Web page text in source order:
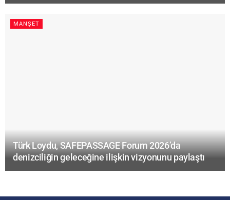
MANŞET
Türk Loydu, SAFEPASSAGE Forum 2026’da
denizciliğin geleceğine ilişkin vizyonunu paylaştı